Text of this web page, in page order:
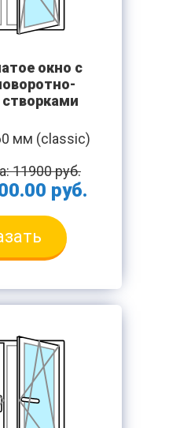
окно с
мм (classic)
11900 руб.
руб.